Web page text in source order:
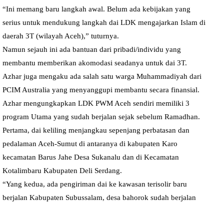
“Ini memang baru langkah awal. Belum ada kebijakan yang
serius untuk mendukung langkah dai LDK mengajarkan Islam di
daerah 3T (wilayah Aceh),” tuturnya.
Namun sejauh ini ada bantuan dari pribadi/individu yang
membantu memberikan akomodasi seadanya untuk dai 3T.
Azhar juga mengaku ada salah satu warga Muhammadiyah dari
PCIM Australia yang menyanggupi membantu secara finansial.
Azhar mengungkapkan LDK PWM Aceh sendiri memiliki 3
program Utama yang sudah berjalan sejak sebelum Ramadhan.
Pertama, dai keliling menjangkau sepenjang perbatasan dan
pedalaman Aceh-Sumut di antaranya di kabupaten Karo
kecamatan Barus Jahe Desa Sukanalu dan di Kecamatan
Kotalimbaru Kabupaten Deli Serdang.
“Yang kedua, ada pengiriman dai ke kawasan terisolir baru
berjalan Kabupaten Subussalam, desa bahorok sudah berjalan